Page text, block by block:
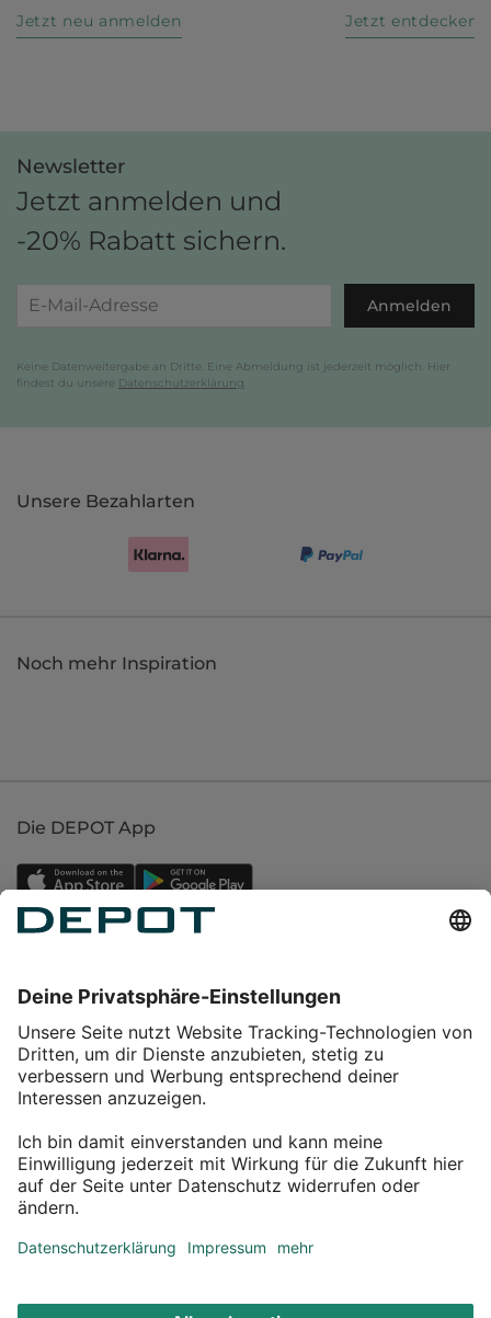
Jetzt neu anmelden
Jetzt entdecken
Newsletter
Jetzt anmelden und
-20% Rabatt sichern.
Anmelden
Keine Datenweitergabe an Dritte. Eine Abmeldung ist jederzeit möglich. Hier
findest du unsere Datenschutzerklärung
Unsere Bezahlarten
Noch mehr Inspiration
Die DEPOT App
Service
Über DEPOT
Kontakt